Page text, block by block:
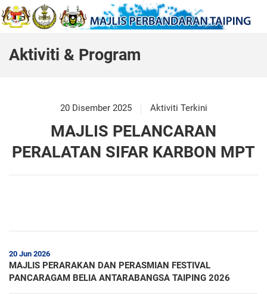
Aktiviti & Program
20 Disember 2025 Aktiviti Terkini
MAJLIS PELANCARAN
PERALATAN SIFAR KARBON MPT
20 Jun 2026
MAJLIS PERARAKAN DAN PERASMIAN FESTIVAL
PANCARAGAM BELIA ANTARABANGSA TAIPING 2026